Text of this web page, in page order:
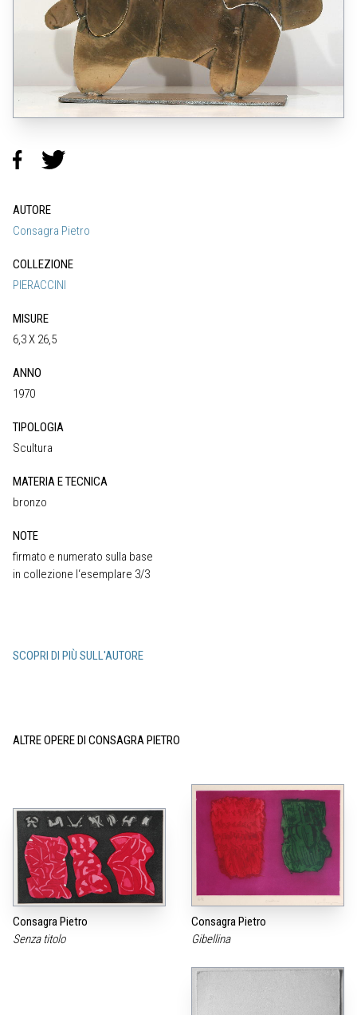
AUTORE
Consagra Pietro
COLLEZIONE
PIERACCINI
MISURE
6,3 X 26,5
ANNO
1970
TIPOLOGIA
Scultura
MATERIA E TECNICA
bronzo
NOTE
firmato e numerato sulla base
in collezione l‘esemplare 3/3
SCOPRI DI PIÙ SULL'AUTORE
ALTRE OPERE DI CONSAGRA PIETRO
Consagra Pietro
Senza titolo
Consagra Pietro
Gibellina